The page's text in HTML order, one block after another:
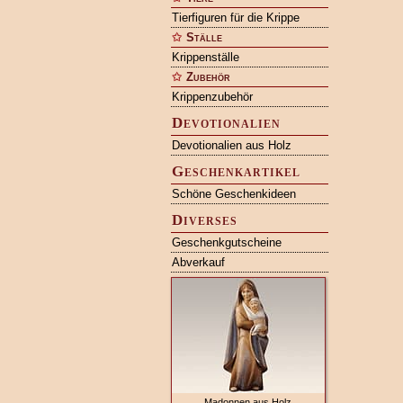
Tierfiguren für die Krippe
Ställe
Krippenställe
Zubehör
Krippenzubehör
Devotionalien
Devotionalien aus Holz
Geschenkartikel
Schöne Geschenkideen
Diverses
Geschenkgutscheine
Abverkauf